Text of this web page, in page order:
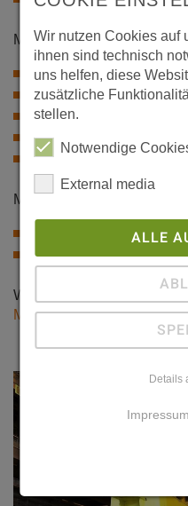
Materialtransport von
Brammen
Knüppel
Rundmaterial
Coils
Beam Blanks
Materialtransport von
Rechteckmagnete
Weitere Informationen:
Magnettechnik
Wir nutzen Cookies auf
ihnen sind technisch
uns helfen, diese
zusätzliche
stellen.
Notwendige
External media
ALLE
Details
Impressum